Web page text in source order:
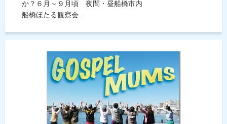
か？６月～９月頃 夜間・昼船橋市内
船橋ほたる観察会...